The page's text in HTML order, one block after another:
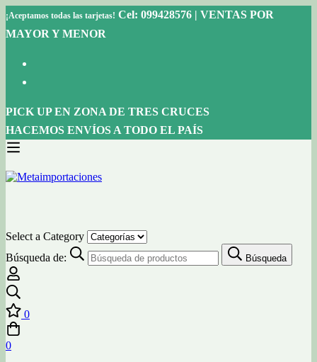
¡Aceptamos todas las tarjetas! Cel: 099428576 | VENTAS POR
MAYOR Y MENOR
PICK UP EN ZONA DE TRES CRUCES
HACEMOS ENVÍOS A TODO EL PAÍS
Select a Category
Búsqueda de:
Búsqueda
0
0